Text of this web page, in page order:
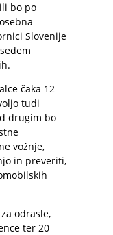
bo po
Slovenije
čaka 12
tudi
drugim bo
vožnje,
in preveriti,
odrasle,
ter 20